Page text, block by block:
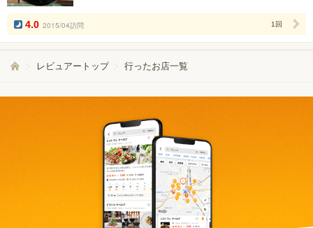
数
4.0 2015/04訪問 1回
レビュアートップ 行ったお店一覧